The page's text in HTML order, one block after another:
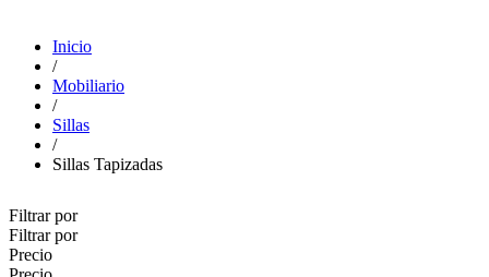
Inicio
/
Mobiliario
/
Sillas
/
Sillas Tapizadas
Filtrar por
Filtrar por
Precio